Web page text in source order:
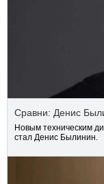
Сравни: Денис
Новым техническим
стал Денис Былинин.